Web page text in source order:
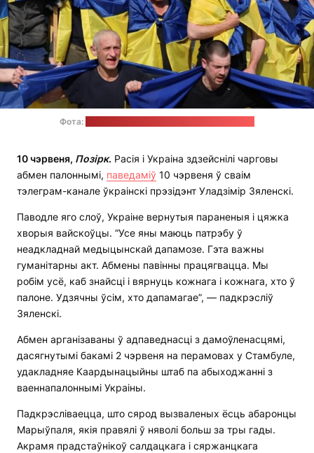
Фота:
10 чэрвеня, Позірк. Расія і Украіна здзейснілі чарговы
абмен палоннымі, паведаміў 10 чэрвеня ў сваім
тэлеграм-канале ўкраінскі прэзідэнт Уладзімір Зяленскі.
Паводле яго слоў, Украіне вернутыя параненыя і цяжка
хворыя вайскоўцы. “Усе яны маюць патрэбу ў
неадкладнай медыцынскай дапамозе. Гэта важны
гуманітарны акт. Абмены павінны працягвацца. Мы
робім усё, каб знайсці і вярнуць кожнага і кожнага, хто ў
палоне. Удзячны ўсім, хто дапамагае”, — падкрэсліў
Зяленскі.
Абмен арганізаваны ў адпаведнасці з дамоўленасцямі,
дасягнутымі бакамі 2 чэрвеня на перамовах у Стамбуле,
удакладняе Каардынацыйны штаб па абыходжанні з
ваеннапалоннымі Украіны.
Падкрэсліваецца, што сярод вызваленых ёсць абаронцы
Марыўпаля, якія правялі ў няволі больш за тры гады.
Акрамя прадстаўнікоў салдацкага і сяржанцкага